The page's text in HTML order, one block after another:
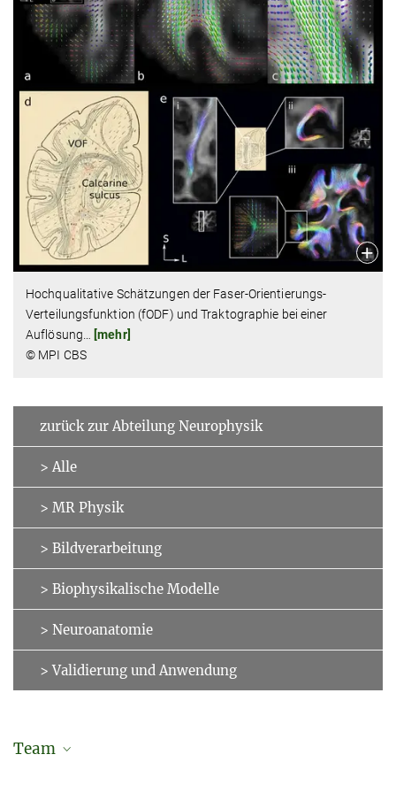
Hochqualitative Schätzungen der Faser-Orientierungs-
Verteilungsfunktion (fODF) und Traktographie bei einer
Auflösung
[mehr]
© MPI CBS
zurück zur Abteilung Neurophysik
> Alle
> MR Physik
> Bildverarbeitung
> Biophysikalische Modelle
> Neuroanatomie
> Validierung und Anwendung
Team